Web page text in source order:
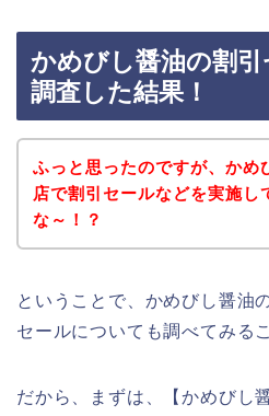
かめびし醤油の割
調査した結果！
ふっと思ったのですが、かめ
店で割引セールなどを実施し
な～！？
ということで、かめびし醤油
セールについても調べてみる
だから、まずは、【かめびし